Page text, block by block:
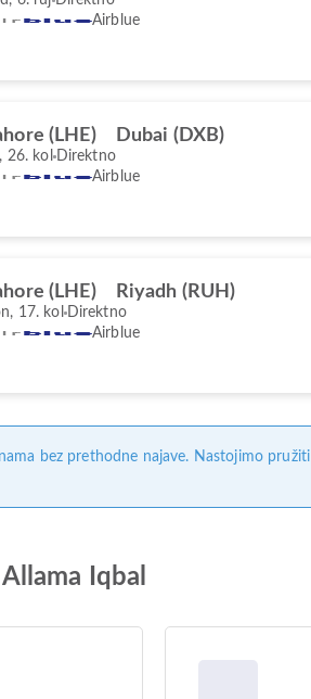
Airblue
(LHE) Dubai (DXB)
26. kol Direktno
Airblue
(LHE) Riyadh (RUH)
17. kol Direktno
Airblue
bez prethodne najave. Nastojimo
Iqbal